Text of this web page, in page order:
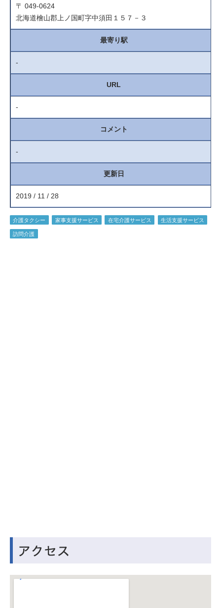
〒 049-0624
北海道檜山郡上ノ国町字中須田１５７－３
最寄り駅
-
URL
-
コメント
-
更新日
2019 / 11 / 28
介護タクシー 家事支援サービス 在宅介護サービス 生活支援サービス
訪問介護